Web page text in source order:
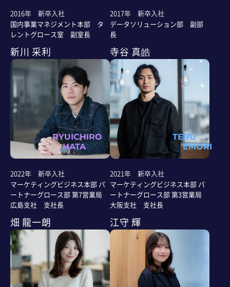
2016年 新卒入社
国内事業マネジメント本部 タ
レントグロース室 副室長
新川 采利
2017年 新卒入社
データソリューション部 副部
長
寺谷 真皓
RYUICHIRO
HATA
2022年 新卒入社
マーケティングビジネス本部 パ
ートナーグロース部 第7営業局
広島支社 支社長
畑 龍一朗
TERU
EMORI
2021年 新卒入社
マーケティングビジネス本部 パ
ートナーグロース部 第3営業局
大阪支社 支社長
江守 輝